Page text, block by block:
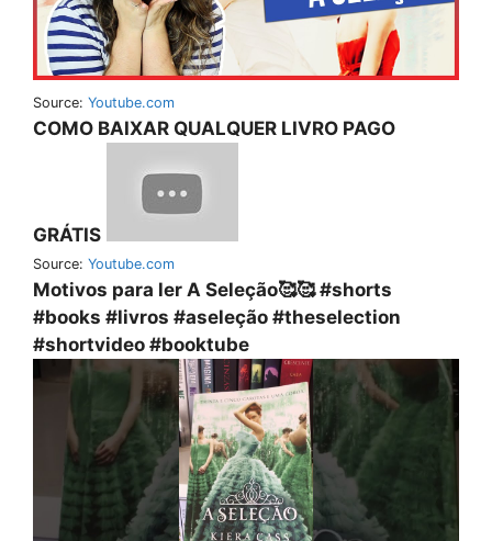
Source: Youtube.com
COMO BAIXAR QUALQUER LIVRO PAGO
GRÁTIS
Source: Youtube.com
Motivos para ler A Seleção🥰🥰 #shorts
#books #livros #aseleção #theselection
#shortvideo #booktube